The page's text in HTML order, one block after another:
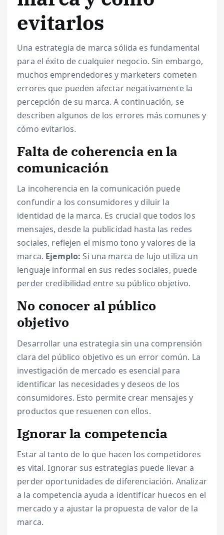
evitarlos
Una estrategia de marca sólida es fundamental
para el éxito de cualquier negocio. Sin embargo,
muchos emprendedores y marketers cometen
errores que pueden afectar negativamente la
percepción de su marca. A continuación, se
describen algunos de los errores más comunes y
cómo evitarlos.
Falta de coherencia en la
comunicación
La incoherencia en la comunicación puede
confundir a los consumidores y diluir la
identidad de la marca. Es crucial que todos los
mensajes, desde la publicidad hasta las redes
sociales, reflejen el mismo tono y valores de la
marca. Ejemplo: Si una marca de lujo utiliza un
lenguaje informal en sus redes sociales, puede
perder credibilidad entre su público objetivo.
No conocer al público
objetivo
Desarrollar una estrategia sin una comprensión
clara del público objetivo es un error común. La
investigación de mercado es esencial para
identificar las necesidades y deseos de los
consumidores. Esto permite crear mensajes y
productos que resuenen con ellos.
Ignorar la competencia
Estar al tanto de lo que hacen los competidores
es vital. Ignorar sus estrategias puede llevar a
perder oportunidades de diferenciación. Analizar
a la competencia ayuda a identificar huecos en el
mercado y a ajustar la propuesta de valor de la
marca.